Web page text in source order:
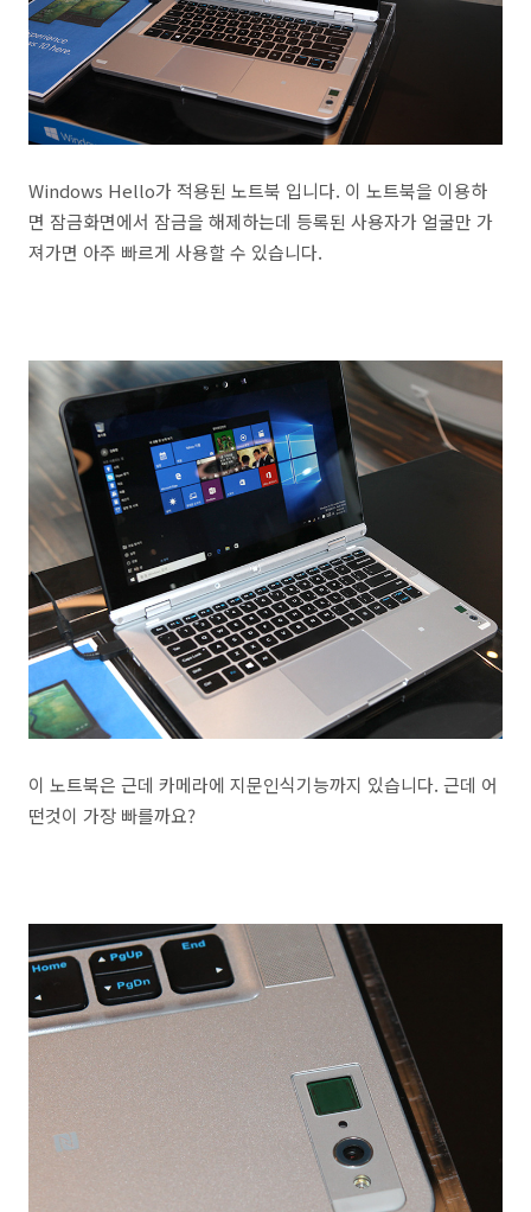
Windows Hello가 적용된 노트북 입니다. 이 노트북을 이용하
면 잠금화면에서 잠금을 해제하는데 등록된 사용자가 얼굴만 가
져가면 아주 빠르게 사용할 수 있습니다.
이 노트북은 근데 카메라에 지문인식기능까지 있습니다. 근데 어
떤것이 가장 빠를까요?